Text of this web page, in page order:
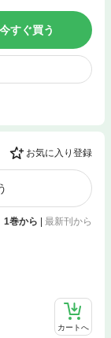
今すぐ買う
お気に入り登録
1巻から 最新刊から
カートへ